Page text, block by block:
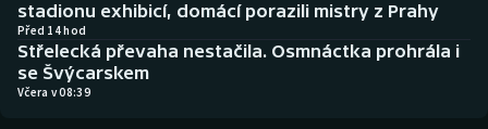
Boby a skeleton
Box
AZ kvíz
stadionu exhibicí, domácí porazili mistry z Prahy
Před 14 hod
Střelecká převaha nestačila. Osmnáctka prohrála i
se Švýcarskem
Včera v 08:39